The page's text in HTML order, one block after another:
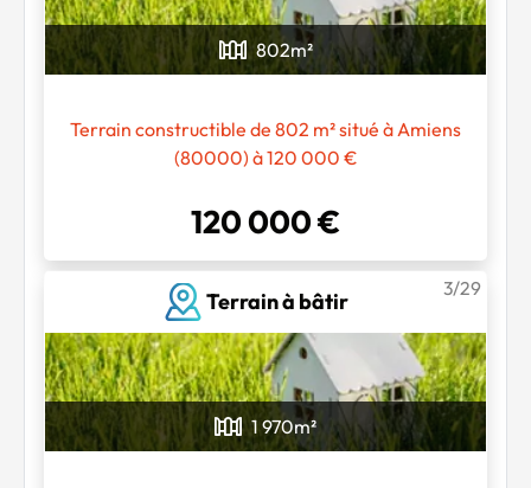
802m²
Terrain constructible de 802 m² situé à Amiens
(80000) à 120 000 €
120 000 €
Terrain à bâtir
3/29
1 970m²